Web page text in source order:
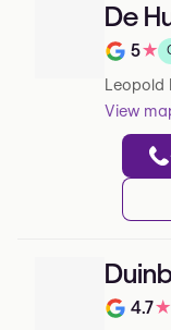
De
Note de
5★
View
Note
4.7★